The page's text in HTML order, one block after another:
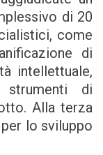
di 20
come
di
intellettuale,
strumenti di
Alla terza
lo sviluppo